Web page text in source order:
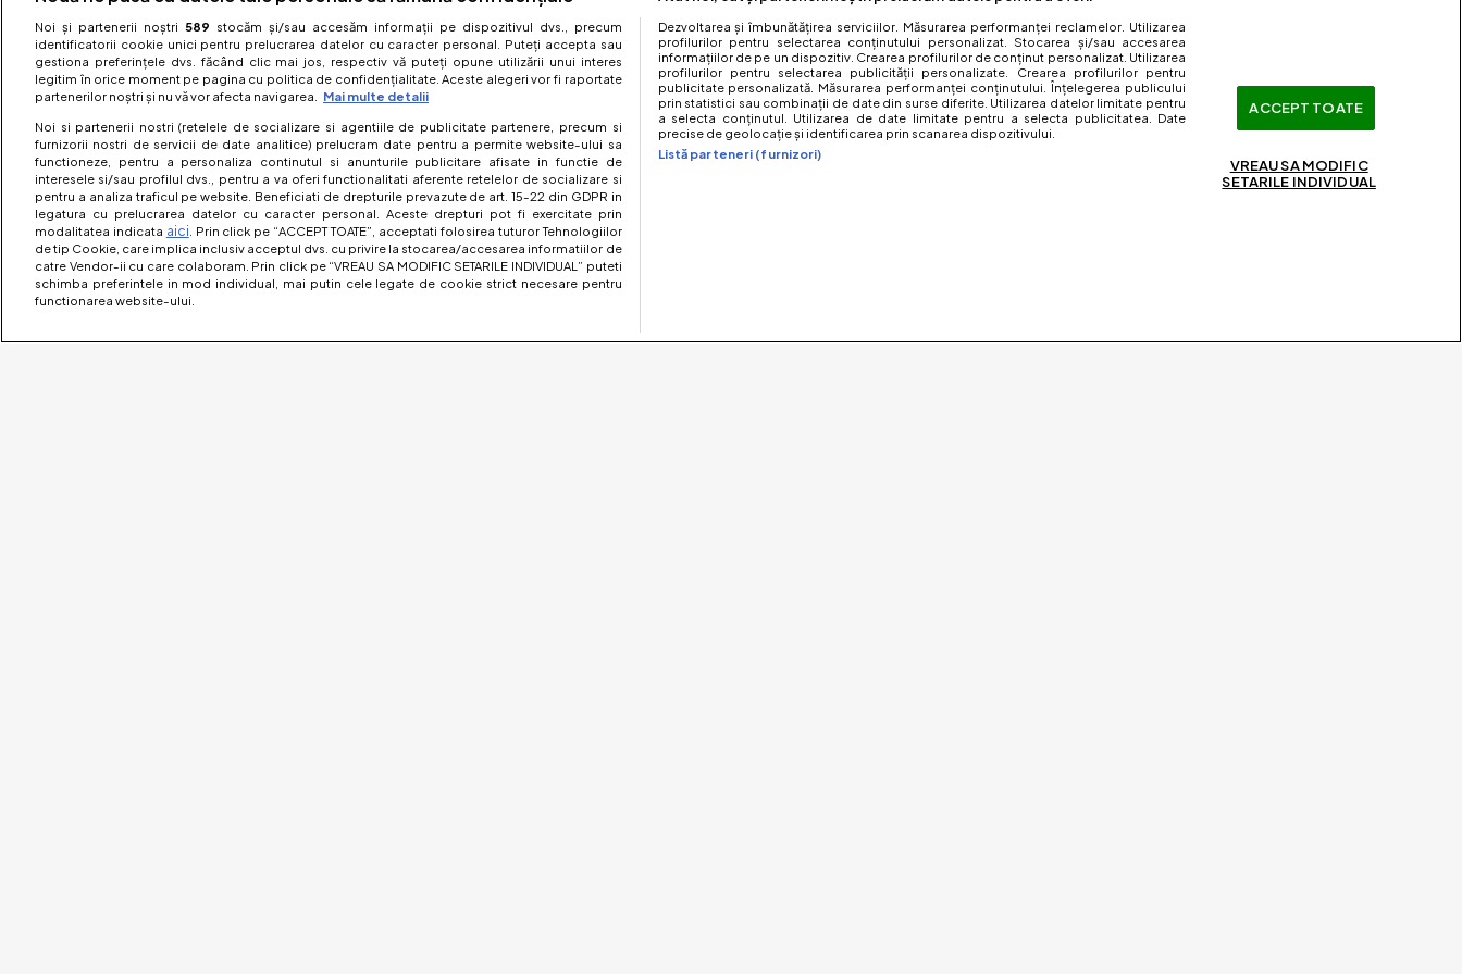
Noi și partenerii noștri 589 stocăm și/sau accesăm informații pe dispozitivul dvs., precum
identificatorii cookie unici pentru prelucrarea datelor cu caracter personal. Puteți accepta sau
gestiona preferințele dvs. făcând clic mai jos, respectiv vă puteți opune utilizării unui interes
legitim în orice moment pe pagina cu politica de confidențialitate. Aceste alegeri vor fi raportate
partenerilor noștri și nu vă vor afecta navigarea.
Mai multe detalii
Noi si partenerii nostri (retelele de socializare si agentiile de publicitate partenere, precum si
furnizorii nostri de servicii de date analitice) prelucram date pentru a permite website-ului sa
functioneze, pentru a personaliza continutul si anunturile publicitare afisate in functie de
interesele si/sau profilul dvs., pentru a va oferi functionalitati aferente retelelor de socializare si
pentru a analiza traficul pe website. Beneficiati de drepturile prevazute de art. 15-22 din GDPR in
legatura cu prelucrarea datelor cu caracter personal. Aceste drepturi pot fi exercitate prin
modalitatea indicata aici . Prin click pe “ACCEPT TOATE”, acceptati folosirea tuturor Tehnologiilor
de tip Cookie, care implica inclusiv acceptul dvs. cu privire la stocarea/accesarea informatiilor de
catre Vendor-ii cu care colaboram. Prin click pe “VREAU SA MODIFIC SETARILE INDIVIDUAL” puteti
schimba preferintele in mod individual, mai putin cele legate de cookie strict necesare pentru
functionarea website-ului.
Dezvoltarea și îmbunătățirea serviciilor. Măsurarea performanței reclamelor. Utilizarea
profilurilor pentru selectarea conținutului personalizat. Stocarea și/sau accesarea
informațiilor de pe un dispozitiv. Crearea profilurilor de conținut personalizat. Utilizarea
profilurilor pentru selectarea publicității personalizate. Crearea profilurilor pentru
publicitate personalizată. Măsurarea performanței conținutului. Înțelegerea publicului
prin statistici sau combinații de date din surse diferite. Utilizarea datelor limitate pentru
a selecta conținutul. Utilizarea de date limitate pentru a selecta publicitatea. Date
precise de geolocație și identificarea prin scanarea dispozitivului.
Listă parteneri (furnizori)
ACCEPT TOATE
VREAU SA MODIFIC
SETARILE INDIVIDUAL